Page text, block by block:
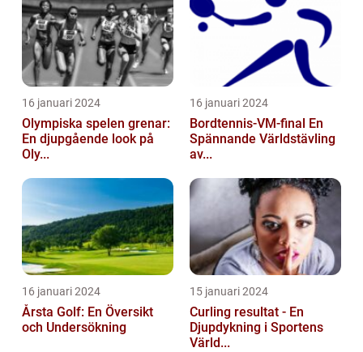
16 januari 2024
Olympiska spelen grenar:
En djupgående look på
Oly...
16 januari 2024
Bordtennis-VM-final En
Spännande Världstävling
av...
16 januari 2024
Årsta Golf: En Översikt
och Undersökning
15 januari 2024
Curling resultat - En
Djupdykning i Sportens
Värld...